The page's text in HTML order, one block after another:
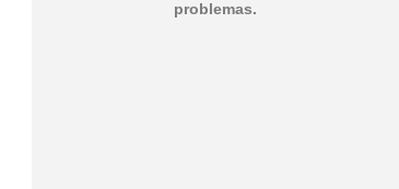
problemas.